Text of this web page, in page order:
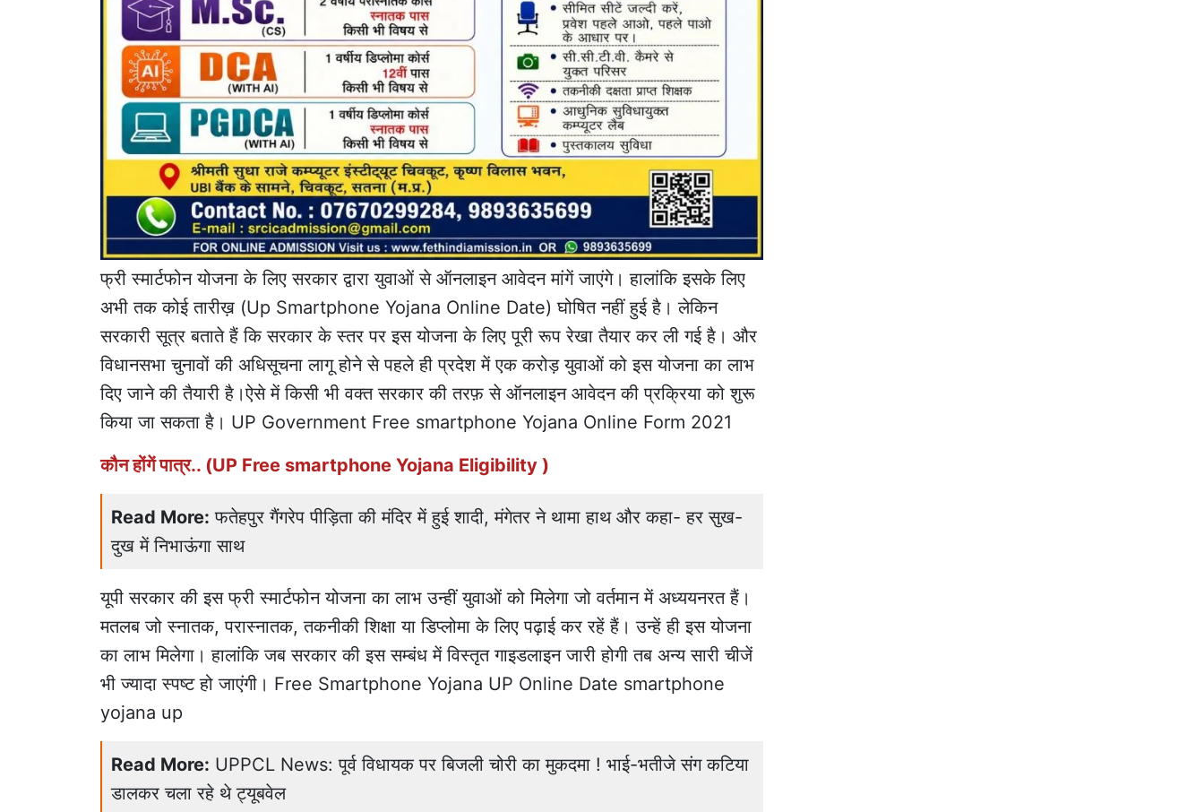
फ्री स्मार्टफोन योजना के लिए सरकार द्वारा युवाओं से ऑनलाइन आवेदन मांगें जाएंगे। हालांकि इसके लिए
अभी तक कोई तारीख़ (Up Smartphone Yojana Online Date) घोषित नहीं हुई है। लेकिन
सरकारी सूत्र बताते हैं कि सरकार के स्तर पर इस योजना के लिए पूरी रूप रेखा तैयार कर ली गई है। और
विधानसभा चुनावों की अधिसूचना लागू होने से पहले ही प्रदेश में एक करोड़ युवाओं को इस योजना का लाभ
दिए जाने की तैयारी है।ऐसे में किसी भी वक्त सरकार की तरफ़ से ऑनलाइन आवेदन की प्रक्रिया को शुरू
किया जा सकता है। UP Government Free smartphone Yojana Online Form 2021
कौन होंगें पात्र.. (UP Free smartphone Yojana Eligibility )
Read More: फतेहपुर गैंगरेप पीड़िता की मंदिर में हुई शादी, मंगेतर ने थामा हाथ और कहा- हर सुख-
दुख में निभाऊंगा साथ
यूपी सरकार की इस फ्री स्मार्टफोन योजना का लाभ उन्हीं युवाओं को मिलेगा जो वर्तमान में अध्ययनरत हैं।
मतलब जो स्नातक, परास्नातक, तकनीकी शिक्षा या डिप्लोमा के लिए पढ़ाई कर रहें हैं। उन्हें ही इस योजना
का लाभ मिलेगा। हालांकि जब सरकार की इस सम्बंध में विस्तृत गाइडलाइन जारी होगी तब अन्य सारी चीजें
भी ज्यादा स्पष्ट हो जाएंगी। Free Smartphone Yojana UP Online Date smartphone
yojana up
Read More: UPPCL News: पूर्व विधायक पर बिजली चोरी का मुकदमा ! भाई-भतीजे संग कटिया
डालकर चला रहे थे ट्यूबवेल